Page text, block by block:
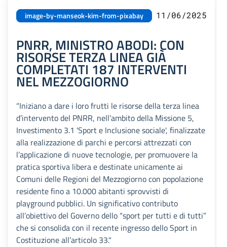
image-by-manseok-kim-from-pixabay 11/06/2025
PNRR, MINISTRO ABODI: CON
RISORSE TERZA LINEA GIÀ
COMPLETATI 187 INTERVENTI
NEL MEZZOGIORNO
“Iniziano a dare i loro frutti le risorse della terza linea
d’intervento del PNRR, nell’ambito della Missione 5,
Investimento 3.1 'Sport e Inclusione sociale', finalizzate
alla realizzazione di parchi e percorsi attrezzati con
l’applicazione di nuove tecnologie, per promuovere la
pratica sportiva libera e destinate unicamente ai
Comuni delle Regioni del Mezzogiorno con popolazione
residente fino a 10.000 abitanti sprovvisti di
playground pubblici. Un significativo contributo
all’obiettivo del Governo dello “sport per tutti e di tutti”
che si consolida con il recente ingresso dello Sport in
Costituzione all’articolo 33."